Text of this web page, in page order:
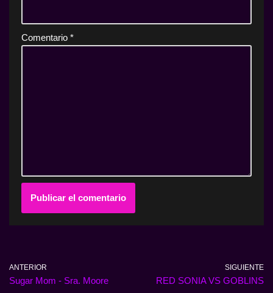
Comentario *
ANTERIOR
Sugar Mom - Sra. Moore
SIGUIENTE
RED SONIA VS GOBLINS